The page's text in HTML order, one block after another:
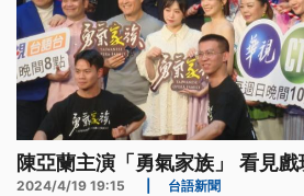
陳亞蘭主演「勇氣家族」 看見
2024/4/19 19:15 台語新聞